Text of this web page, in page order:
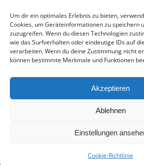
Um dir ein optimales Erlebnis zu bieten,
Cookies, um Geräteinformationen zu speichern
zuzugreifen. Wenn du diesen Technologien
wie das Surfverhalten oder eindeutige IDs auf
verarbeiten. Wenn du deine Zustimmung nicht
können bestimmte Merkmale und Funktionen
Akzeptieren
Ablehnen
Einstellungen
Cookie-Richtlinie
HOME|ÜBER UNS|IMPRESSUM |
BILDNACHWEISE
Copyright 2025